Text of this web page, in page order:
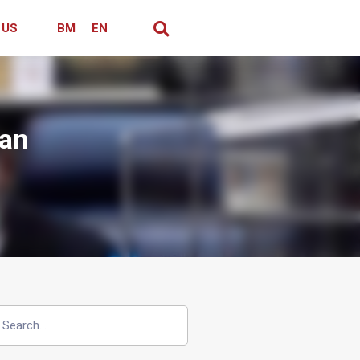
BM EN